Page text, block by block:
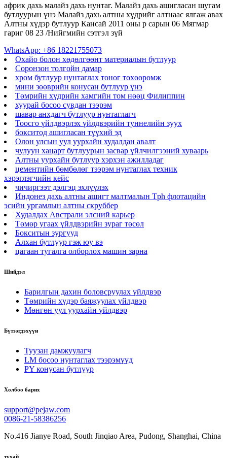
африк дахь малайз дахь нунтаг. Малайз дахь ашигласан шугам
бутлуурын үнэ Малайз дахь алтны хүдрийг алтнаас ялгаж авах
Алтны хүдэр бутлуур Кансай 2011 оны р сарын 06 Мягмар
гариг 08 23 /Нийгмийн сэтгэл зүй
WhatsApp: +86 18221755073
Охайо болон хөдөлгөөнт материалын бутлуур
Соронзон толгойн дамар
хром бутлуур нунтаглах тоног төхөөрөмж
мини зөөврийн конусан бутлуур үнэ
Төмрийн хүдрийн хамгийн том нөөц Филиппин
хуурай босоо сувдан тээрэм
шавар анхдагч бутлуур нунтаглагч
Тоосго үйлдвэрлэх үйлдвэрийн туннелийн зуух
бокситод ашигласан түүхий эд
Олон улсын уул уурхайн худалдан авалт
чулуун хацарт бутлуурын засвар үйлчилгээний хуваарь
Алтны уурхайн бутлуур хэрхэн ажилладаг
цементийн бөмбөлөг тээрэм нунтаглах техник
хэрэглэгчийн кейс
чичиргээт дэлгэц эхлүүлэх
Индонез дахь алтны ашигт малтмалын Tph флотацийн
эсийн ургамлын алтны скруббер
Худалдах Австрали элсний карьер
Төмөр угаах үйлдвэрийн зураг төсөл
Бокситын зургууд
Алхан бутлуур гэж юу вэ
цагаан тугалга олборлох машин зарна
Шийдэл
Барилгын дахин боловсруулах үйлдвэр
Төмрийн хүдэр баяжуулах үйлдвэр
Мөнгөн уул уурхайн үйлдвэр
Бүтээгдэхүүн
Туузан дамжуулагч
LM босоо нунтаглах тээрэмүүд
PY конусан бутлуур
Холбоо барих
support@pejaw.com
0086-21-58386256
No.416 Jianye Road, South Jinqiao Area, Pudong, Shanghai, China
тухай